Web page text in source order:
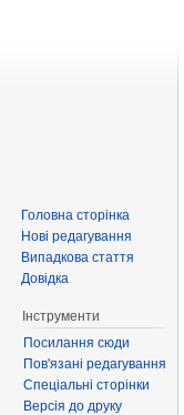
Головна сторінка
Нові редагування
Випадкова стаття
Довідка
Інструменти
Посилання сюди
Пов'язані редагування
Спеціальні сторінки
Версія до друку